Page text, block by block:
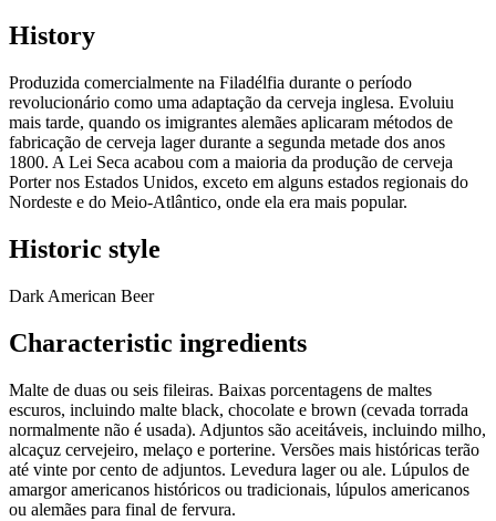
History
Produzida comercialmente na Filadélfia durante o período
revolucionário como uma adaptação da cerveja inglesa. Evoluiu
mais tarde, quando os imigrantes alemães aplicaram métodos de
fabricação de cerveja lager durante a segunda metade dos anos
1800. A Lei Seca acabou com a maioria da produção de cerveja
Porter nos Estados Unidos, exceto em alguns estados regionais do
Nordeste e do Meio-Atlântico, onde ela era mais popular.
Historic style
Dark American Beer
Characteristic ingredients
Malte de duas ou seis fileiras. Baixas porcentagens de maltes
escuros, incluindo malte black, chocolate e brown (cevada torrada
normalmente não é usada). Adjuntos são aceitáveis, incluindo milho,
alcaçuz cervejeiro, melaço e porterine. Versões mais históricas terão
até vinte por cento de adjuntos. Levedura lager ou ale. Lúpulos de
amargor americanos históricos ou tradicionais, lúpulos americanos
ou alemães para final de fervura.